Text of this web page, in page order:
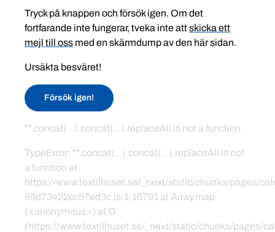
Tryck på knappen och försök igen. Om det
fortfarande inte fungerar, tveka inte attskicka ett
mejl till oss med en skärmdump av den här sidan.
Ursäkta besväret!
Försök igen!
"".concat(...).concat(...).replaceAll is not a function
TypeError: "".concat(...).concat(...).replaceAll is not
a function at
https://www.textilhuset.se/_next/static/chunks/pages/
60d73422cc57ed3c.js:1:10791 at Array.map
(<anonymous>) at O
(https://www.textilhuset.se/_next/static/chunks/pages/